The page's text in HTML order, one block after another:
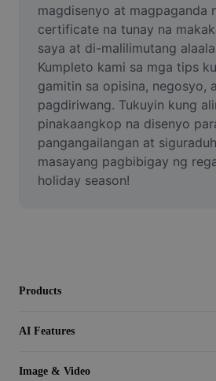
Remove video BG
Enhance quality
Video Editor
Trim Video
magdisenyo at magpaganda
certificate na tunay na
saya at di-malilimutang
Kumpleto kami sa mga tips
gamitin sa opisina, negosyo,
pagdiriwang. Tukuyin kung
pinakaangkop na disenyo
pangangailangan at
masayang pagbibigay ng
holiday season!
Products
AI Features
Image & Video